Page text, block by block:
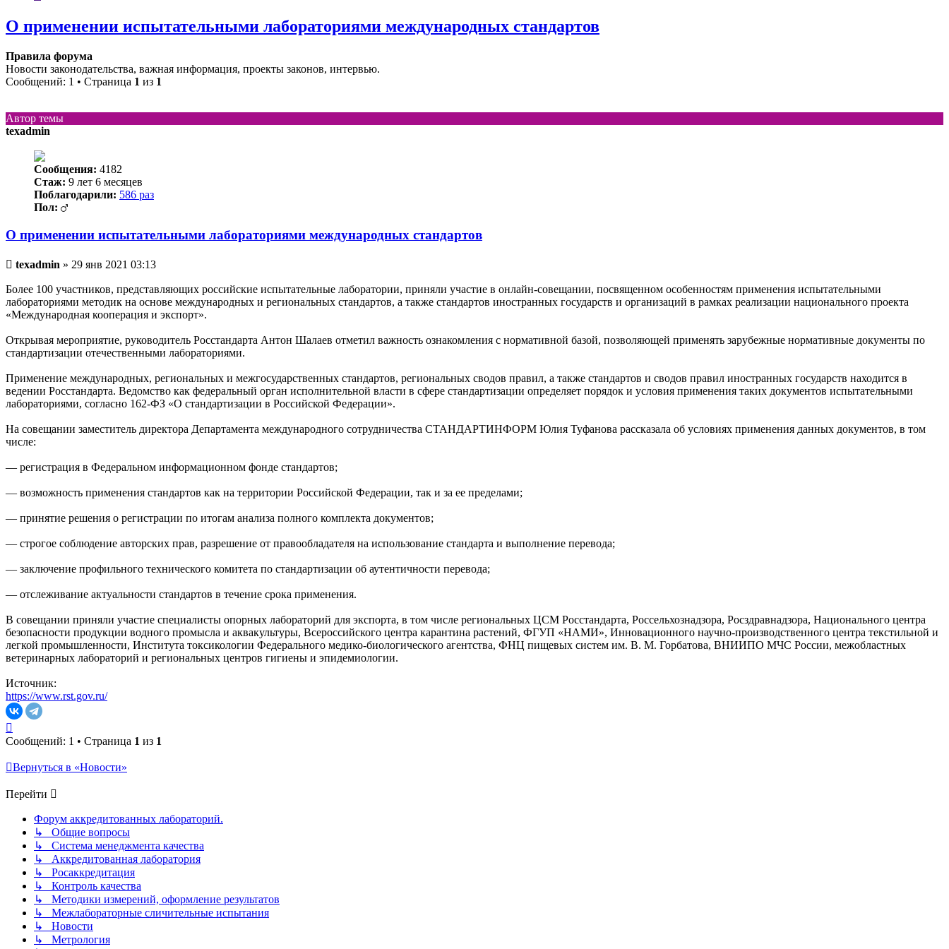
О применении испытательными лабораториями международных стандартов
Правила форума
Новости законодательства, важная информация, проекты законов, интервью.
Сообщений: 1 • Страница 1 из 1
Автор темы
texadmin
Сообщения: 4182
Стаж: 9 лет 6 месяцев
Поблагодарили: 586 раз
Пол:
О применении испытательными лабораториями международных стандартов
Непрочитанное
texadmin » 29 янв 2021 03:13
Более 100 участников, представляющих российские испытательные лаборатории, приняли участие в онлайн-совещании, посвященном особенностям применения испытательными
лабораториями методик на основе международных и региональных стандартов, а также стандартов иностранных государств и организаций в рамках реализации национального проекта
«Международная кооперация и экспорт».
Открывая мероприятие, руководитель Росстандарта Антон Шалаев отметил важность ознакомления с нормативной базой, позволяющей применять зарубежные нормативные документы по
стандартизации отечественными лабораториями.
Применение международных, региональных и межгосударственных стандартов, региональных сводов правил, а также стандартов и сводов правил иностранных государств находится в
ведении Росстандарта. Ведомство как федеральный орган исполнительной власти в сфере стандартизации определяет порядок и условия применения таких документов испытательными
лабораториями, согласно 162-ФЗ «О стандартизации в Российской Федерации».
На совещании заместитель директора Департамента международного сотрудничества СТАНДАРТИНФОРМ Юлия Туфанова рассказала об условиях применения данных документов, в том
числе:
— регистрация в Федеральном информационном фонде стандартов;
— возможность применения стандартов как на территории Российской Федерации, так и за ее пределами;
— принятие решения о регистрации по итогам анализа полного комплекта документов;
— строгое соблюдение авторских прав, разрешение от правообладателя на использование стандарта и выполнение перевода;
— заключение профильного технического комитета по стандартизации об аутентичности перевода;
— отслеживание актуальности стандартов в течение срока применения.
В совещании приняли участие специалисты опорных лабораторий для экспорта, в том числе региональных ЦСМ Росстандарта, Россельхознадзора, Росздравнадзора, Национального центра
безопасности продукции водного промысла и аквакультуры, Всероссийского центра карантина растений, ФГУП «НАМИ», Инновационного научно-производственного центра текстильной и
легкой промышленности, Института токсикологии Федерального медико-биологического агентства, ФНЦ пищевых систем им. В. М. Горбатова, ВНИИПО МЧС России, межобластных
ветеринарных лабораторий и региональных центров гигиены и эпидемиологии.
Источник:
https://www.rst.gov.ru/
к
началу
Сообщений: 1 • Страница 1 из 1
Вернуться в «Новости»
Перейти
Форум аккредитованных лабораторий.
↳ Общие вопросы
↳ Система менеджмента качества
↳ Аккредитованная лаборатория
↳ Росаккредитация
↳ Контроль качества
↳ Методики измерений, оформление результатов
↳ Межлабораторные сличительные испытания
↳ Новости
↳ Метрология